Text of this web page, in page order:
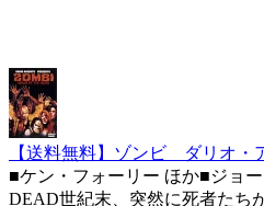
【送料無料】ゾンビ ダリオ・
■ケン・フォーリー ほか■ジョ
DEAD世紀末、突然に死者たち